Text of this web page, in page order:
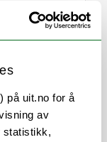
på uit.no for å
av
statistikk,